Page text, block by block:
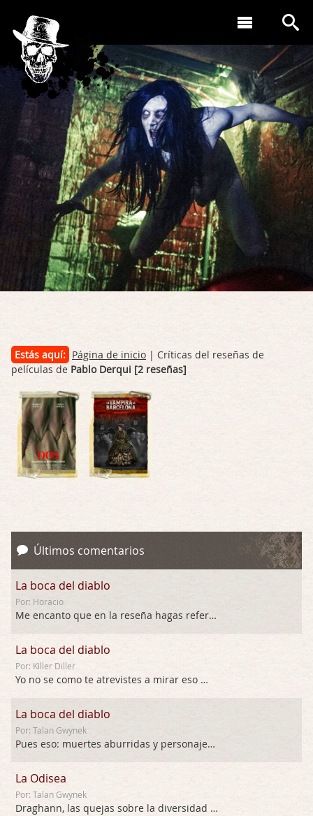
Estás aquí: Página de inicio | Críticas del reseñas de
películas de Pablo Derqui [2 reseñas]
Últimos comentarios
La boca del diablo
Por: Horacio
Me encanto que en la reseña hagas referen …
La boca del diablo
Por: Killer Diller
Yo no se como te atrevistes a mirar eso …
La boca del diablo
Por: Talan Gwynek
Pues eso: muertes aburridas y personajes p …
La Odisea
Por: Talan Gwynek
Draghann, las quejas sobre la diversidad s …